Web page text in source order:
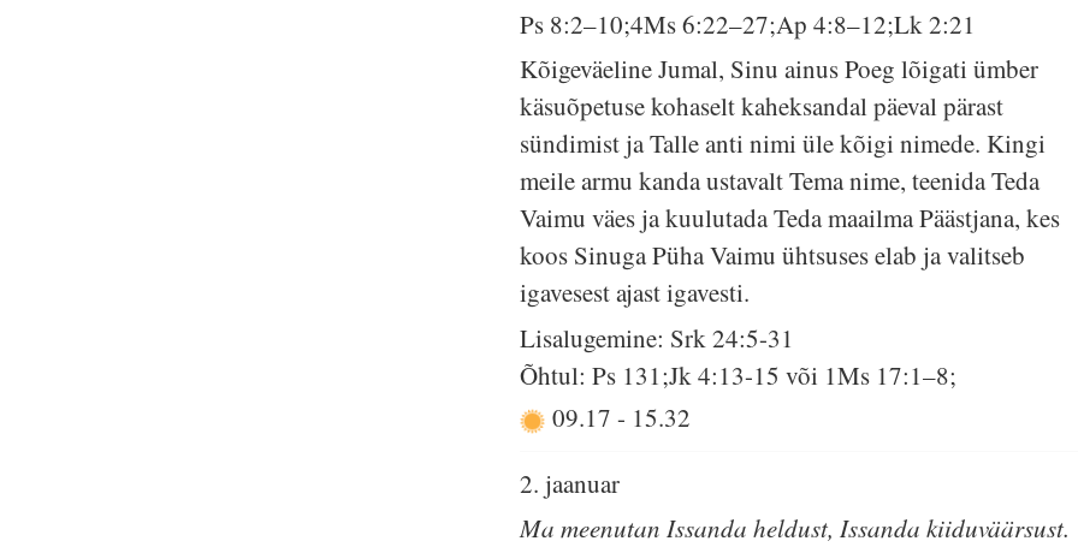
Ps 8:2–10;4Ms 6:22–27;Ap 4:8–12;Lk 2:21
Kõigeväeline Jumal, Sinu ainus Poeg lõigati ümber
käsuõpetuse kohaselt kaheksandal päeval pärast
sündimist ja Talle anti nimi üle kõigi nimede. Kingi
meile armu kanda ustavalt Tema nime, teenida Teda
Vaimu väes ja kuulutada Teda maailma Päästjana, kes
koos Sinuga Püha Vaimu ühtsuses elab ja valitseb
igavesest ajast igavesti.
Lisalugemine: Srk 24:5-31
Õhtul: Ps 131;Jk 4:13-15 või 1Ms 17:1–8;
09.17- 15.32
2. jaanuar
Ma meenutan Issanda heldust, Issanda kiiduväärsust.